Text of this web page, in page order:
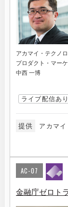
アカマイ・テクノロ
プロダクト・マー
中西 一博
ライブ配信あり
提供 アカマ
AC-07
金融庁ゼロト